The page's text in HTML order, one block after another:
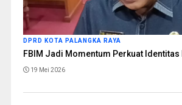
DPRD KOTA PALANGKA RAYA
FBIM Jadi Momentum Perkuat Identitas
19 Mei 2026